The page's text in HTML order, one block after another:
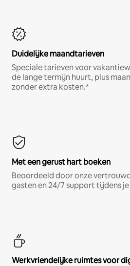
Duidelijke maandtarieven
Speciale tarieven voor
de lange termijn huurt, plus
zonder extra kosten.*
Met een gerust hart boeken
Beoordeeld door onze
gasten en 24/7 support tijdens
Werkvriendelijke ruimtes voor